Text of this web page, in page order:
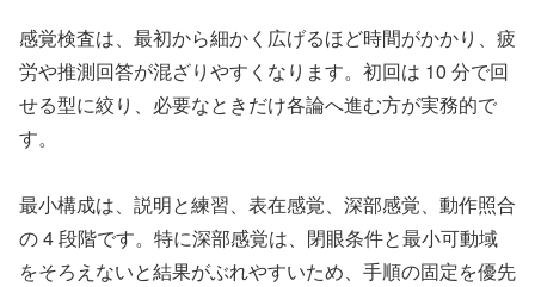
感覚検査は、最初から細かく広げるほど時間がかかり、疲
労や推測回答が混ざりやすくなります。初回は 10 分で回
せる型に絞り、必要なときだけ各論へ進む方が実務的で
す。
最小構成は、説明と練習、表在感覚、深部感覚、動作照合
の 4 段階です。特に深部感覚は、閉眼条件と最小可動域
をそろえないと結果がぶれやすいため、手順の固定を優先